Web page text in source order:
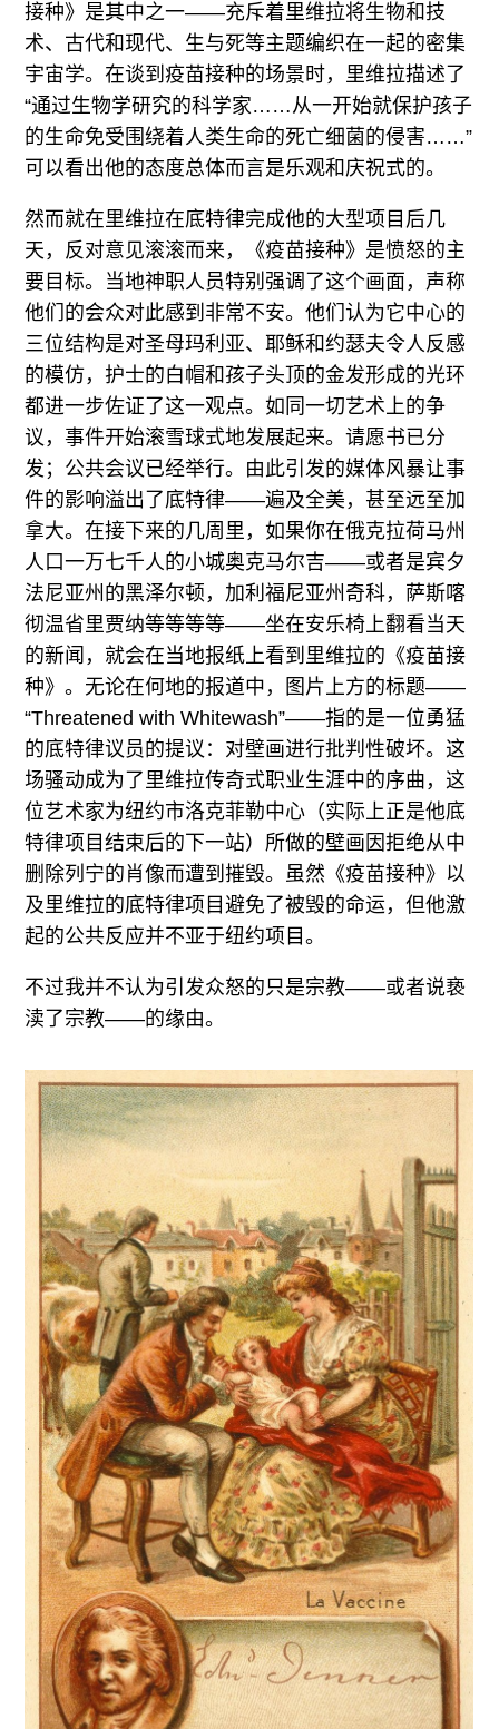
接种》是其中之一——充斥着里维拉将生物和技
术、古代和现代、生与死等主题编织在一起的密集
宇宙学。在谈到疫苗接种的场景时，里维拉描述了
“通过生物学研究的科学家……从一开始就保护孩子
的生命免受围绕着人类生命的死亡细菌的侵害……”
可以看出他的态度总体而言是乐观和庆祝式的。
然而就在里维拉在底特律完成他的大型项目后几
天，反对意见滚滚而来，《疫苗接种》是愤怒的主
要目标。当地神职人员特别强调了这个画面，声称
他们的会众对此感到非常不安。他们认为它中心的
三位结构是对圣母玛利亚、耶稣和约瑟夫令人反感
的模仿，护士的白帽和孩子头顶的金发形成的光环
都进一步佐证了这一观点。如同一切艺术上的争
议，事件开始滚雪球式地发展起来。请愿书已分
发；公共会议已经举行。由此引发的媒体风暴让事
件的影响溢出了底特律——遍及全美，甚至远至加
拿大。在接下来的几周里，如果你在俄克拉荷马州
人口一万七千人的小城奥克马尔吉——或者是宾夕
法尼亚州的黑泽尔顿，加利福尼亚州奇科，萨斯喀
彻温省里贾纳等等等等——坐在安乐椅上翻看当天
的新闻，就会在当地报纸上看到里维拉的《疫苗接
种》。无论在何地的报道中，图片上方的标题——
“Threatened with Whitewash”——指的是一位勇猛
的底特律议员的提议：对壁画进行批判性破坏。这
场骚动成为了里维拉传奇式职业生涯中的序曲，这
位艺术家为纽约市洛克菲勒中心（实际上正是他底
特律项目结束后的下一站）所做的壁画因拒绝从中
删除列宁的肖像而遭到摧毁。虽然《疫苗接种》以
及里维拉的底特律项目避免了被毁的命运，但他激
起的公共反应并不亚于纽约项目。
不过我并不认为引发众怒的只是宗教——或者说亵
渎了宗教——的缘由。